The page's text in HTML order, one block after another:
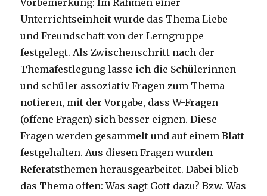
Vorbemerkung: Im Rahmen einer
Unterrichtseinheit wurde das Thema Liebe
und Freundschaft von der Lerngruppe
festgelegt. Als Zwischenschritt nach der
Themafestlegung lasse ich die Schülerinnen
und schüler assoziativ Fragen zum Thema
notieren, mit der Vorgabe, dass W-Fragen
(offene Fragen) sich besser eignen. Diese
Fragen werden gesammelt und auf einem Blatt
festgehalten. Aus diesen Fragen wurden
Referatsthemen herausgearbeitet. Dabei blieb
das Thema offen: Was sagt Gott dazu? Bzw. Was